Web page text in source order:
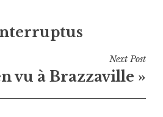
Next Post
vu à Brazzaville »